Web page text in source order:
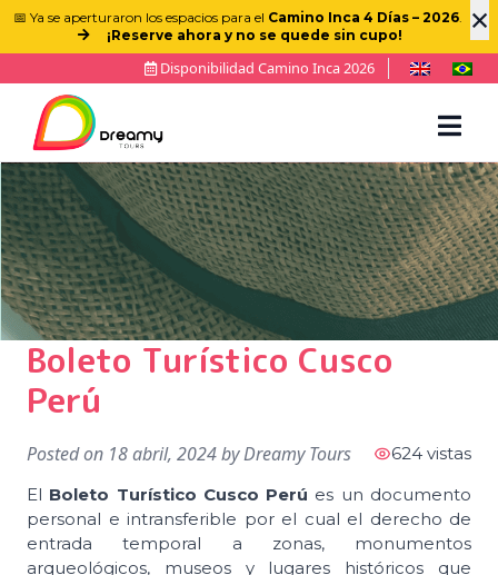
×
📅 Ya se aperturaron los espacios para el Camino Inca 4 Días – 2026.
¡Reserve ahora y no se quede sin cupo!
Disponibilidad Camino Inca 2026
Boleto Turístico Cusco
Perú
Posted on 18 abril, 2024byDreamy Tours
624 vistas
El Boleto Turístico Cusco Perú es un documento
personal e intransferible por el cual el derecho de
entrada temporal a zonas, monumentos
arqueológicos, museos y lugares históricos que